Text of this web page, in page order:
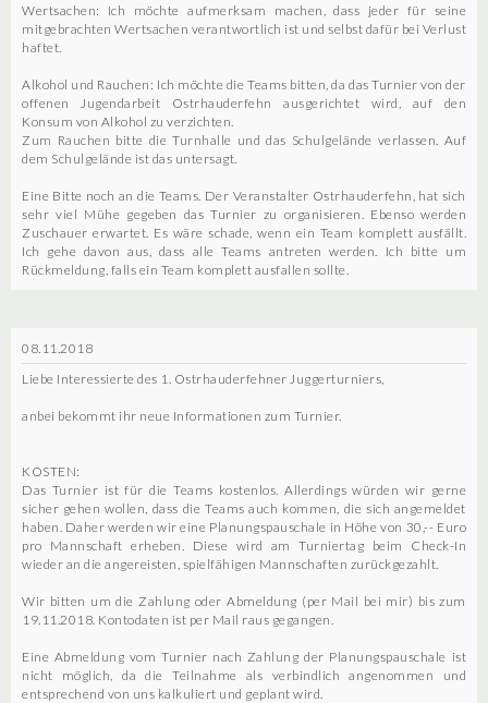
Wertsachen: Ich möchte aufmerksam machen, dass jeder für seine
mitgebrachten Wertsachen verantwortlich ist und selbst dafür bei Verlust
haftet.
Alkohol und Rauchen: Ich möchte die Teams bitten, da das Turnier von der
offenen Jugendarbeit Ostrhauderfehn ausgerichtet wird, auf den
Konsum von Alkohol zu verzichten.
Zum Rauchen bitte die Turnhalle und das Schulgelände verlassen. Auf
dem Schulgelände ist das untersagt.
Eine Bitte noch an die Teams. Der Veranstalter Ostrhauderfehn, hat sich
sehr viel Mühe gegeben das Turnier zu organisieren. Ebenso werden
Zuschauer erwartet. Es wäre schade, wenn ein Team komplett ausfällt.
Ich gehe davon aus, dass alle Teams antreten werden. Ich bitte um
Rückmeldung, falls ein Team komplett ausfallen sollte.
08.11.2018
Liebe Interessierte des 1. Ostrhauderfehner Juggerturniers,
anbei bekommt ihr neue Informationen zum Turnier.
KOSTEN:
Das Turnier ist für die Teams kostenlos. Allerdings würden wir gerne
sicher gehen wollen, dass die Teams auch kommen, die sich angemeldet
haben. Daher werden wir eine Planungspauschale in Höhe von 30,-- Euro
pro Mannschaft erheben. Diese wird am Turniertag beim Check-In
wieder an die angereisten, spielfähigen Mannschaften zurückgezahlt.
Wir bitten um die Zahlung oder Abmeldung (per Mail bei mir) bis zum
19.11.2018. Kontodaten ist per Mail raus gegangen.
Eine Abmeldung vom Turnier nach Zahlung der Planungspauschale ist
nicht möglich, da die Teilnahme als verbindlich angenommen und
entsprechend von uns kalkuliert und geplant wird.